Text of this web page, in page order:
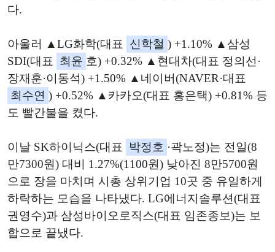
다.
아울러 ▲LG화학(대표 신학철 ) +1.10% ▲삼성
SDI(대표
최윤 호) +0.32% ▲현대차(대표 정의선·
장재훈·이동석) +1.50% ▲네이버(NAVER·대표
최수연 ) +0.52% ▲카카오(대표 홍은택) +0.81% 등
도 빨간불을 켰다.
이날 SK하이닉스(대표 박정호 ·곽노정)는 전일(8
만7300원) 대비 1.27%(1100원) 낮아진 8만5700원
으로 장을 마치며 시총 상위기업 10곳 중 유일하게
하락하는 모습을 나타냈다. LG에너지솔루션(대표
권영수)과 삼성바이오로직스(대표 임존종보)는 보
합으로 끝냈다.